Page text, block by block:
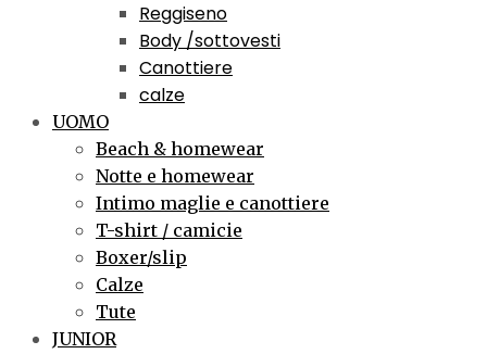
Reggiseno
Body /sottovesti
Canottiere
calze
UOMO
Beach & homewear
Notte e homewear
Intimo maglie e canottiere
T-shirt / camicie
Boxer/slip
Calze
Tute
JUNIOR